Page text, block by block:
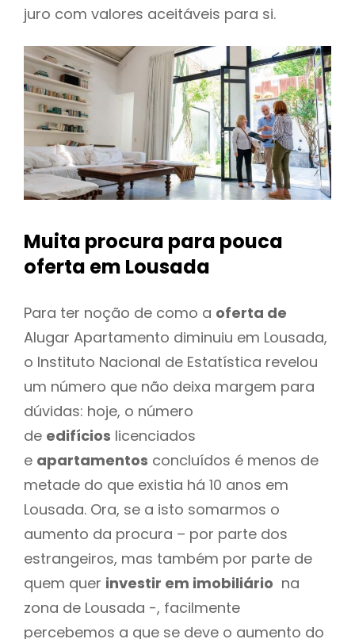
juro com valores aceitáveis para si.
Muita procura para pouca
oferta em Lousada
Para ter noção de como a oferta de
Alugar Apartamento diminuiu em Lousada,
o Instituto Nacional de Estatística revelou
um número que não deixa margem para
dúvidas: hoje, o número
de edifícios licenciados
e apartamentos concluídos é menos de
metade do que existia há 10 anos em
Lousada. Ora, se a isto somarmos o
aumento da procura – por parte dos
estrangeiros, mas também por parte de
quem quer investir em imobiliário na
zona de Lousada -, facilmente
percebemos a que se deve o aumento do